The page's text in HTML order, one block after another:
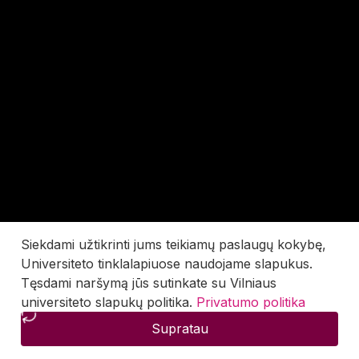
Siekdami užtikrinti jums teikiamų paslaugų kokybę,
Universiteto tinklalapiuose naudojame slapukus.
Tęsdami naršymą jūs sutinkate su Vilniaus
universiteto slapukų politika. Privatumo politika
Supratau